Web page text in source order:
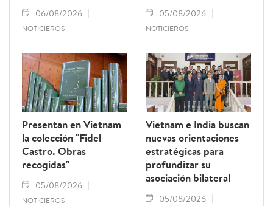
06/08/2026
NOTICIEROS
05/08/2026
NOTICIEROS
Presentan en Vietnam
la colección "Fidel
Castro. Obras
recogidas"
05/08/2026
NOTICIEROS
Vietnam e India buscan
nuevas orientaciones
estratégicas para
profundizar su
asociación bilateral
05/08/2026